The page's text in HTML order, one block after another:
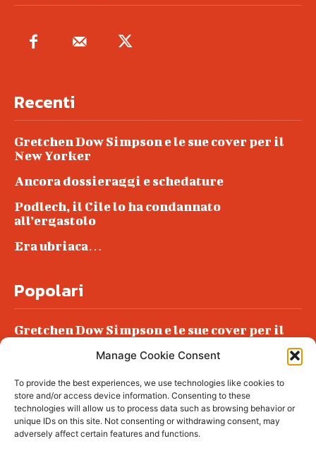
Manage Cookie Consent
To provide the best experiences, we use technologies like cookies to
store and/or access device information. Consenting to these
technologies will allow us to process data such as browsing behavior or
unique IDs on this site. Not consenting or withdrawing consent, may
adversely affect certain features and functions.
Recenti
Gretchen Dow Simpson e le sue cover per il
New Yorker
Ancora dossieraggi e schedature
Podlech, il Cile lo ha condannato
all’ergastolo
Era ubriaca…
Popolari
Gretchen Dow Simpson e le sue cover per il
Podlech, il Cile lo ha condannato
all’ergastolo
Era ubriaca…